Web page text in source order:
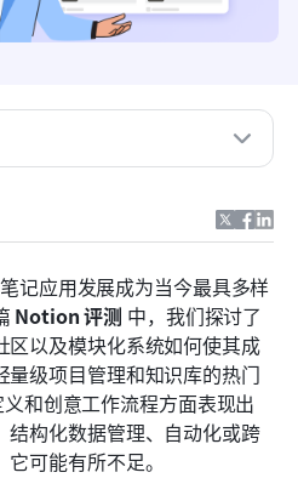
记应用发展成为当今最具多样
Notion 评测 中，我们探讨了
以及模块化系统如何使其成
量级项目管理和知识库的热门
和创意工作流程方面表现出
结构化数据管理、自动化或跨
可能有所不足。
探讨
Lark，实现更无缝的协作
，Notion 值得使用吗？